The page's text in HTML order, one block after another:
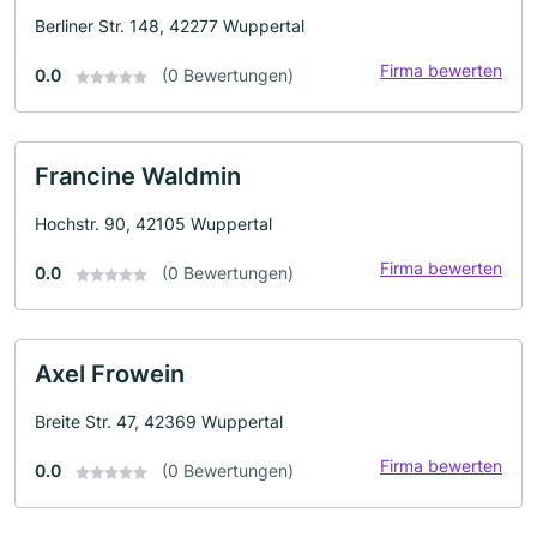
Berliner Str. 148, 42277 Wuppertal
0.0 (0 Bewertungen) Firma bewerten
Francine Waldmin
Hochstr. 90, 42105 Wuppertal
0.0 (0 Bewertungen) Firma bewerten
Axel Frowein
Breite Str. 47, 42369 Wuppertal
0.0 (0 Bewertungen) Firma bewerten